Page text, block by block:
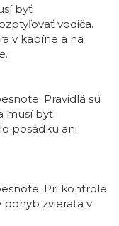
byť
vodiča.
v kabíne a na
Pravidlá sú
musí byť
posádku ani
Pri kontrole
zvieraťa v